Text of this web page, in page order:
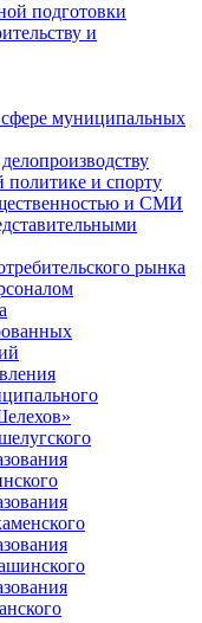
подготовки
и
муниципальных
и спорту
и СМИ
рынка